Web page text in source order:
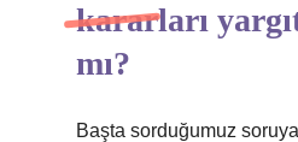
kararları
mı?
Başta sorduğumuz